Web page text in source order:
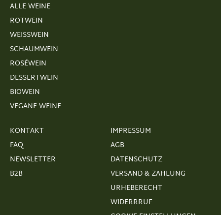
ALLE WEINE
ROTWEIN
WEISSWEIN
SCHAUMWEIN
ROSÉWEIN
DESSERTWEIN
BIOWEIN
VEGANE WEINE
KONTAKT
FAQ
NEWSLETTER
B2B
IMPRESSUM
AGB
DATENSCHUTZ
VERSAND & ZAHLUNG
URHEBERECHT
WIDERRRUF